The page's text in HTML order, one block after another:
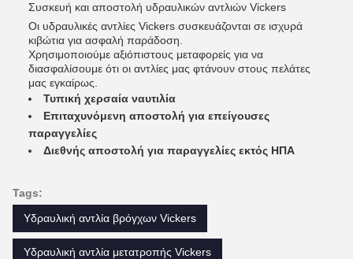
Συσκευή και αποστολή υδραυλικών αντλιών Vickers
Οι υδραυλικές αντλίες Vickers συσκευάζονται σε ισχυρά
κιβώτια για ασφαλή παράδοση.
Χρησιμοποιούμε αξιόπιστους μεταφορείς για να
διασφαλίσουμε ότι οι αντλίες μας φτάνουν στους πελάτες
μας εγκαίρως.
Τυπική χερσαία ναυτιλία
Επιταχυνόμενη αποστολή για επείγουσες
παραγγελίες
Διεθνής αποστολή για παραγγελίες εκτός ΗΠΑ
Tags:
Υδραυλική αντλία βρόγχων Vickers
Υδραυλική αντλία μετατροπής Vickers